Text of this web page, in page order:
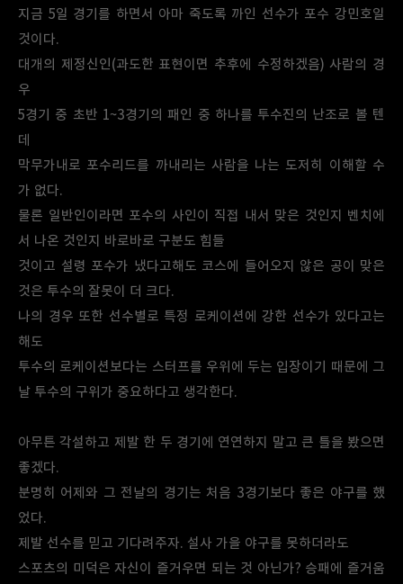
지금 5일 경기를 하면서 아마 죽도록 까인 선수가 포수 강민호일
것이다.
대개의 제정신인(과도한 표현이면 추후에 수정하겠음) 사람의 경
우
5경기 중 초반 1~3경기의 패인 중 하나를 투수진의 난조로 볼 텐
데
막무가내로 포수리드를 까내리는 사람을 나는 도저히 이해할 수
가 없다.
물론 일반인이라면 포수의 사인이 직접 내서 맞은 것인지 벤치에
서 나온 것인지 바로바로 구분도 힘들
것이고 설령 포수가 냈다고해도 코스에 들어오지 않은 공이 맞은
것은 투수의 잘못이 더 크다.
나의 경우 또한 선수별로 특정 로케이션에 강한 선수가 있다고는
해도
투수의 로케이션보다는 스터프를 우위에 두는 입장이기 때문에 그
날 투수의 구위가 중요하다고 생각한다.
아무튼 각설하고 제발 한 두 경기에 연연하지 말고 큰 틀을 봤으면
좋겠다.
분명히 어제와 그 전날의 경기는 처음 3경기보다 좋은 야구를 했
었다.
제발 선수를 믿고 기다려주자. 설사 가을 야구를 못하더라도
스포츠의 미덕은 자신이 즐거우면 되는 것 아닌가? 승패에 즐거움